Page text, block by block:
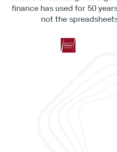
finance has used for 50
not the